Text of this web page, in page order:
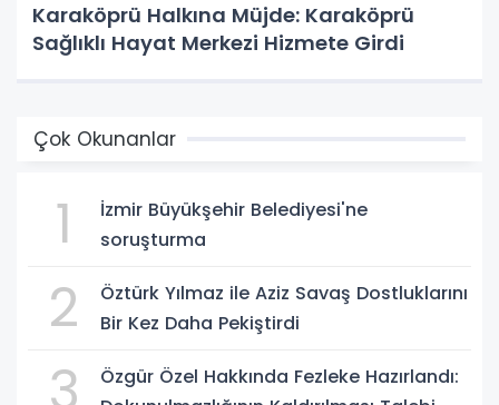
Karaköprü Halkına Müjde: Karaköprü
Sağlıklı Hayat Merkezi Hizmete Girdi
Çok Okunanlar
1
İzmir Büyükşehir Belediyesi'ne
soruşturma
2
Öztürk Yılmaz ile Aziz Savaş Dostluklarını
Bir Kez Daha Pekiştirdi
Özgür Özel Hakkında Fezleke Hazırlandı: